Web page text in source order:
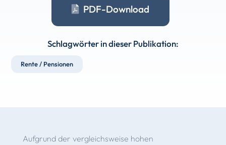
PDF-Download
Schlagwörter in dieser Publikation:
Rente / Pensionen
Aufgrund der vergleichsweise hohen